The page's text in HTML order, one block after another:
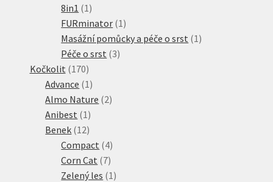
8in1 1 1
produkt
FURminator 1 1
produkt
Masážní pomůcky a péče o srst 1 1
Péče o srst 33
Kočkolit 170170
produktů
Advance 1 1
produkt
Almo Nature 22
Anibest 1 1
produkt
Benek 1212
produktů
Compact 44
produkty
Corn Cat 77
produktů
Zelený les 1 1